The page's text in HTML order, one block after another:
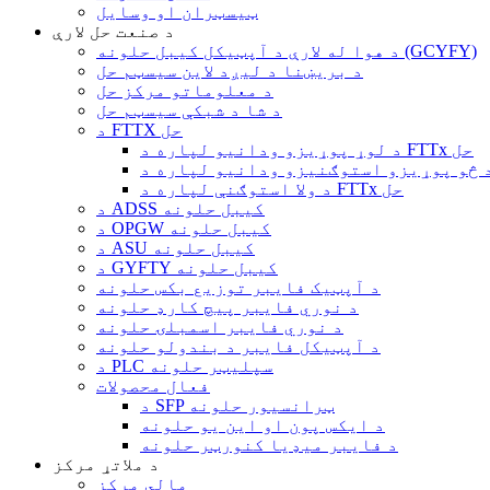
ټیسټران او وسایل
د صنعت حل لارې
د هوا له لارې د آپټیکل کیبل حلونه (GCYFY)
د بریښنا د لیږد لاین سیسټم حل
د معلوماتو مرکز حل
د شا د شبکې سیسټم حل
د FTTX حل
د لوړ پوړیزو ودانیو لپاره د FTTx حل
د ولا استوګنې لپاره د FTTx حل
د ADSS کیبل حلونه
د OPGW کیبل حلونه
د ASU کیبل حلونه
د GYFTY کیبل حلونه
د آپټیک فایبر توزیع بکس حلونه
د نوري فایبر پیچ کارډ حلونه
د نوري فایبر اسمبلۍ حلونه
د آپټیکل فایبر د بندولو حلونه
د PLC سپلیټر حلونه
فعال محصولات
د SFP ټرانسیور حلونه
د ایکس پون او این یو حلونه
د فایبر میډیا کنورټر حلونه
د ملاتړ مرکز
مالي مرکز